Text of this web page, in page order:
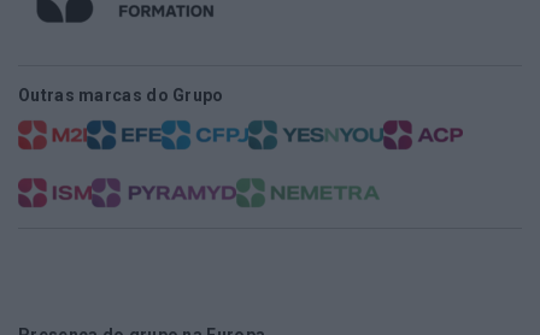
Outras marcas do Grupo